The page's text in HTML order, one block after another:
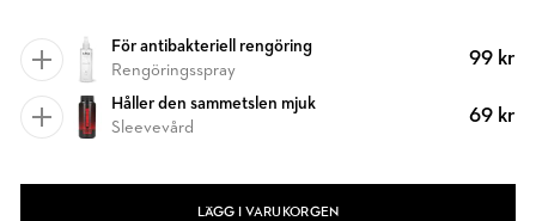
För antibakteriell rengöring
Rengöringsspray
99 kr
Håller den sammetslen mjuk
Sleevevård
69 kr
LÄGG I VARUKORGEN